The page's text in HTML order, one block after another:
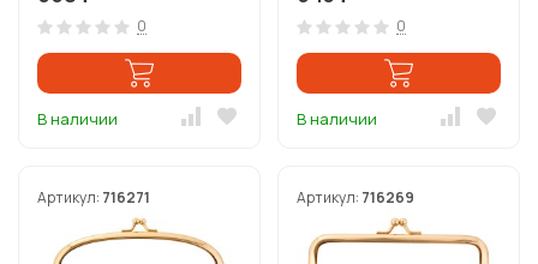
0
В наличии
0
В наличии
Артикул: 716271 Артикул: 716269